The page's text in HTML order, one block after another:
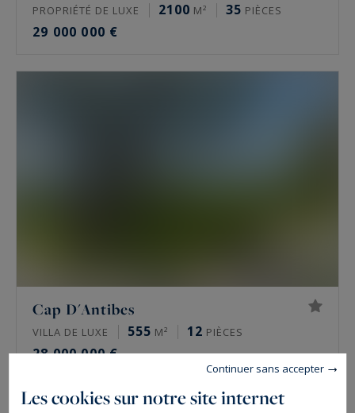
PROPRIÉTÉ DE LUXE 2100 M² 35 PIÈCES
29 000 000 €
Cap D'Antibes
VILLA DE LUXE 555 M² 12 PIÈCES
28 000 000 €
Les cookies sur notre site internet
Continuer sans accepter